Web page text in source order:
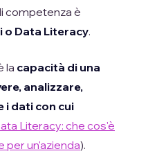
competenza è
Data Literacy.
la capacità di una
analizzare,
i dati con cui
Literacy: che cos'è
per un'azienda).